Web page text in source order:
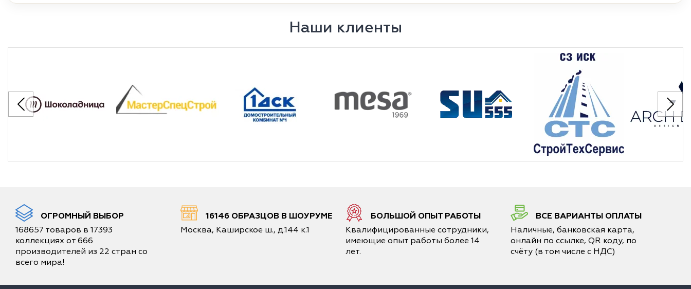
Наши клиенты
ОГРОМНЫЙ ВЫБОР
168657 товаров в 17393
коллекциях от 666
производителей из 22 стран со
всего мира!
16146 ОБРАЗЦОВ В ШОУРУМЕ
Москва, Каширское ш., д.144 к.1
БОЛЬШОЙ ОПЫТ РАБОТЫ
Квалифицированные сотрудники,
имеющие опыт работы более 14
лет.
ВСЕ ВАРИАНТЫ ОПЛАТЫ
Наличные, банковская карта,
онлайн по ссылке, QR коду, по
счёту (в том числе с НДС)